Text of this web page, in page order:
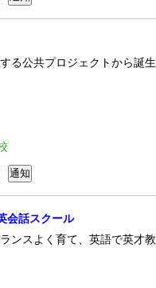
る公共プロジェクトから誕
会話スクール
ンスよく育て、英語で英才